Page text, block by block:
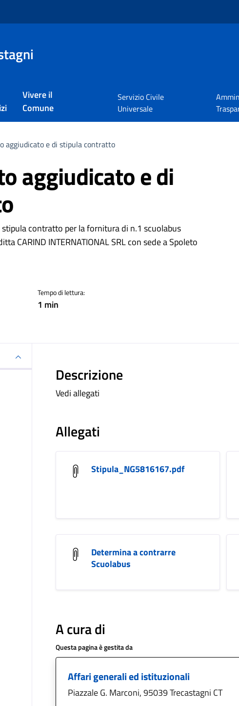
Vivere il
Comune
Servizio Civile
Universale
aggiudicato e di stipula contratto
aggiudicato e di
contratto per la fornitura di n.1 scuolabus
CARIND INTERNATIONAL SRL con sede a Spoleto
Tempo di lettura:
1 min
Descrizione
Vedi allegati
Allegati
Stipula_NG5816167.pdf
Determina a contrarre
Scuolabus
A cura di
Questa pagina è gestita da
Affari generali ed istituzionali
Piazzale G. Marconi, 95039 Trecastagni CT